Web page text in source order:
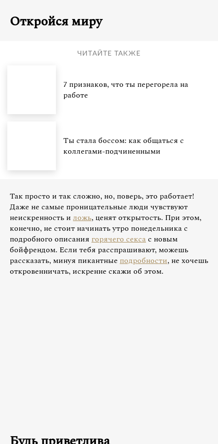
Откройся миру
ЧИТАЙТЕ ТАКЖЕ
7 признаков, что ты перегорела на
работе
Ты стала боссом: как общаться с
коллегами-подчиненными
Так просто и так сложно, но, поверь, это работает!
Даже не самые проницательные люди чувствуют
неискренность и ложь, ценят открытость. При этом,
конечно, не стоит начинать утро понедельника с
подробного описания горячего сексас новым
бойфрендом. Если тебя расспрашивают, можешь
рассказать, минуя пикантные подробности, не хочешь
откровенничать, искренне скажи об этом.